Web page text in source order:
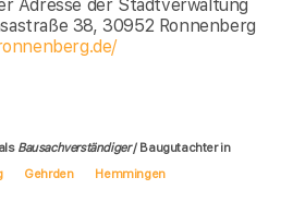
Adresse der Stadtverwaltung
38, 30952 Ronnenberg
Bausachverständiger/ Baugutachter in
Gehrden Hemmingen